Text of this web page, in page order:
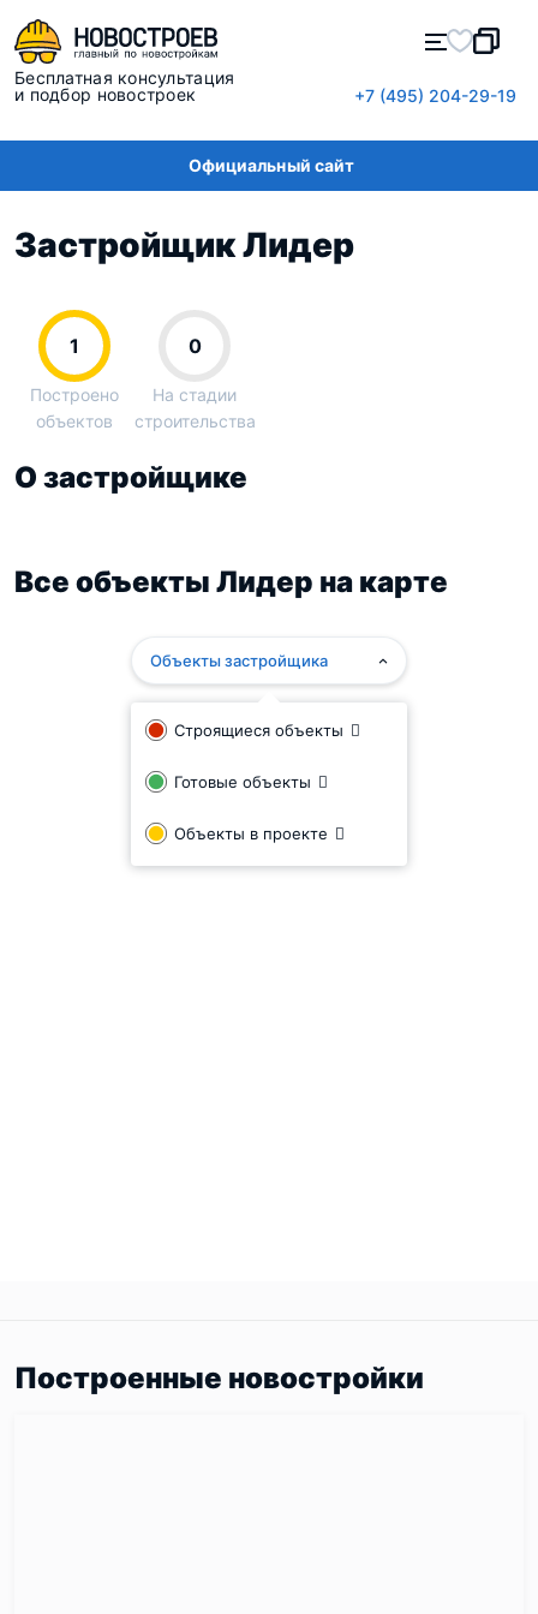
Бесплатная консультация
и подбор новостроек
+7 (495) 204-29-19
Официальный сайт
Застройщик Лидер
1
Построено
объектов
0
На стадии
строительства
О застройщике
Все объекты Лидер на карте
Объекты застройщика
Строящиеся объекты
Готовые объекты
Объекты в проекте
Построенные новостройки